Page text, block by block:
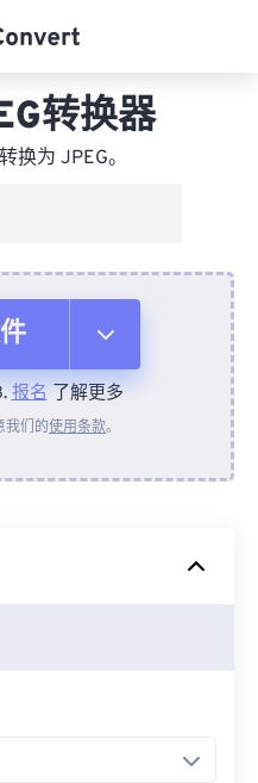
转换器
换为 JPEG。
Drive
报名了解更多
我们的使用条款。